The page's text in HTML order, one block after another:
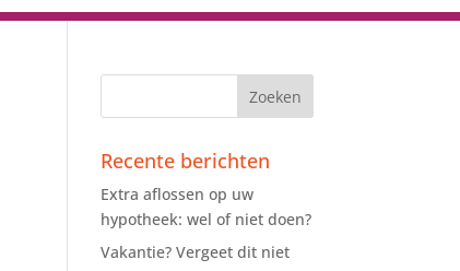
Recente berichten
Extra aflossen op uw
hypotheek: wel of niet doen?
Vakantie? Vergeet dit niet